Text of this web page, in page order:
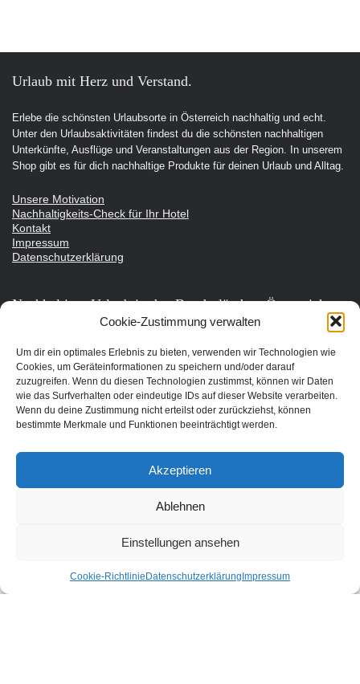
Cookie-Zustimmung verwalten
Um dir ein optimales Erlebnis zu bieten, verwenden wir Technologien wie
Cookies, um Geräteinformationen zu speichern und/oder darauf
zuzugreifen. Wenn du diesen Technologien zustimmst, können wir Daten
wie das Surfverhalten oder eindeutige IDs auf dieser Website verarbeiten.
Wenn du deine Zustimmung nicht erteilst oder zurückziehst, können
bestimmte Merkmale und Funktionen beeinträchtigt werden.
Akzeptieren
Ablehnen
Einstellungen ansehen
Cookie-Richtlinie Datenschutzerklärung Impressum
Urlaub mit Herz und Verstand.
Erlebe die schönsten Urlaubsorte in Österreich nachhaltig und echt.
Unter den Urlaubsaktivitäten findest du die schönsten nachhaltigen
Unterkünfte, Ausflüge und Veranstaltungen aus der Region. In unserem
Shop gibt es für dich nachhaltige Produkte für deinen Urlaub und Alltag.
Unsere Motivation
Nachhaltigkeits-Check für Ihr Hotel
Kontakt
Impressum
Datenschutzerklärung
Nachhaltiger Urlaub in den Bundesländern Österreichs
Kärnten
Niederösterreich
Oberösterreich
Salzburg
Steiermark
Nachhaltige Unterkünfte für deinen Urlaub